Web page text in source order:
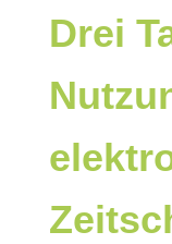
Drei